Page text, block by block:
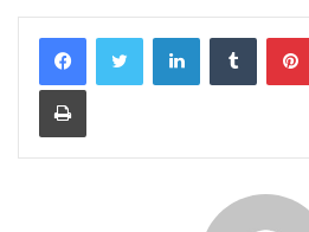
c
e
b
o
itt
er
ai at ar